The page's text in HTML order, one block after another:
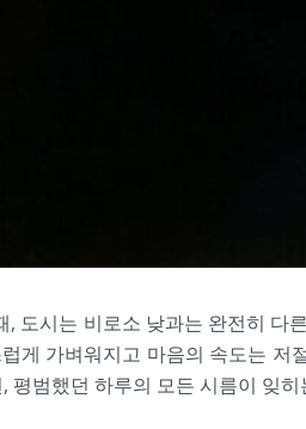
도시는 비로소 낮과는 완전히
게 가벼워지고 마음의 속도는
평범했던 하루의 모든 시름이 잊